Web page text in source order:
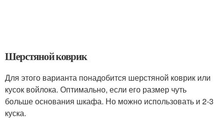
Шерстяной коврик
Для этого варианта понадобится шерстяной коврик или
кусок войлока. Оптимально, если его размер чуть
больше основания шкафа. Но можно использовать и 2-3
куска.